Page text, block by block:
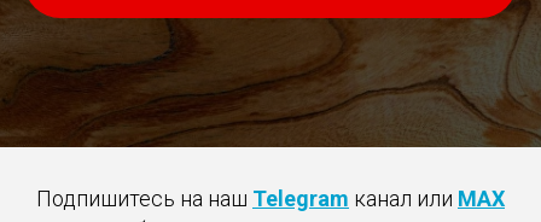
Подпишитесь на наш Telegram канал или MAX